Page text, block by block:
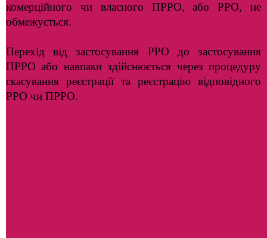
комерційного чи власного ПРРО, або РРО, не
обмежується.
Перехід від застосування РРО до застосування
ПРРО або навпаки здійснюється через процедуру
скасування реєстрації та реєстрацію відповідного
РРО чи ПРРО.